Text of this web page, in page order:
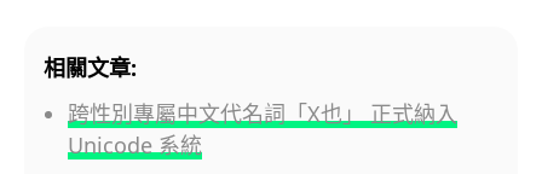
相關文章:
跨性別專屬中文代名詞「X也」 正式納入
Unicode 系統